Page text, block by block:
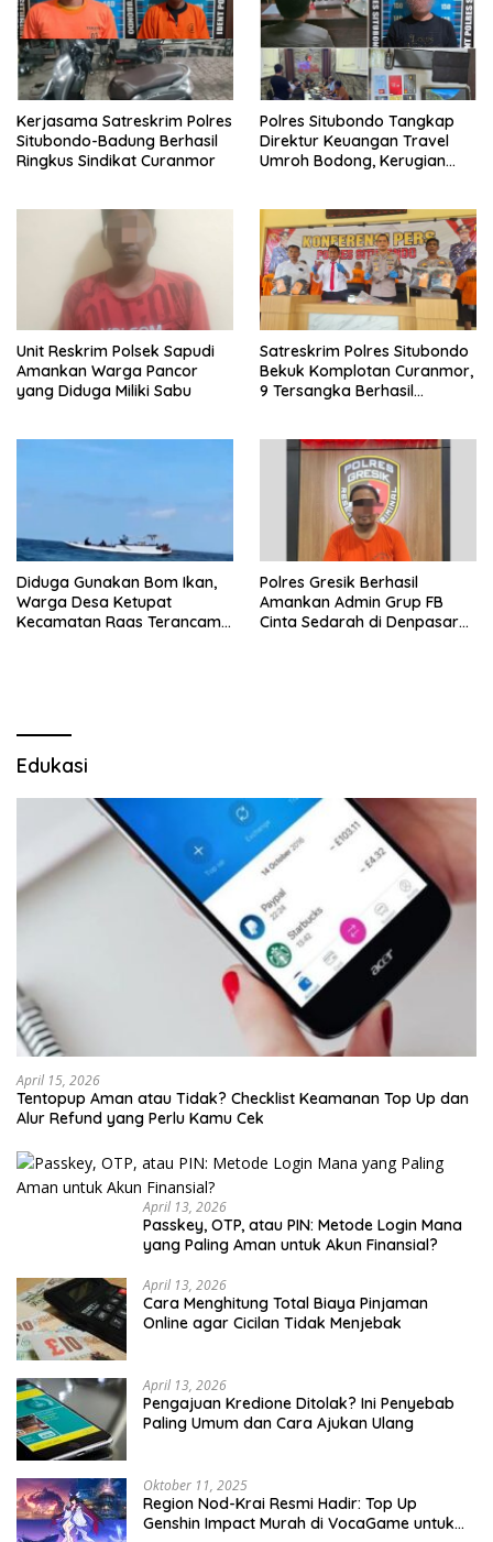
Kerjasama Satreskrim Polres
Situbondo-Badung Berhasil
Ringkus Sindikat Curanmor
Polres Situbondo Tangkap
Direktur Keuangan Travel
Umroh Bodong, Kerugian
Unit Reskrim Polsek Sapudi
Amankan Warga Pancor
yang Diduga Miliki Sabu
Satreskrim Polres Situbondo
Bekuk Komplotan Curanmor,
9 Tersangka Berhasil
Diduga Gunakan Bom Ikan,
Warga Desa Ketupat
Kecamatan Raas Terancam
Polres Gresik Berhasil
Amankan Admin Grup FB
Cinta Sedarah di Denpasar
Edukasi
April 15, 2026
Tentopup Aman atau Tidak? Checklist Keamanan Top Up dan
Alur Refund yang Perlu Kamu Cek
April 13, 2026
Passkey, OTP, atau PIN: Metode Login Mana
yang Paling Aman untuk Akun Finansial?
April 13, 2026
Cara Menghitung Total Biaya Pinjaman
Online agar Cicilan Tidak Menjebak
April 13, 2026
Pengajuan Kredione Ditolak? Ini Penyebab
Paling Umum dan Cara Ajukan Ulang
Oktober 11, 2025
Region Nod-Krai Resmi Hadir: Top Up
Genshin Impact Murah di VocaGame untuk